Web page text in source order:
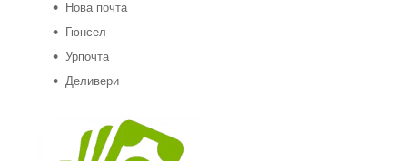
Нова почта
Гюнсел
Урпочта
Деливери